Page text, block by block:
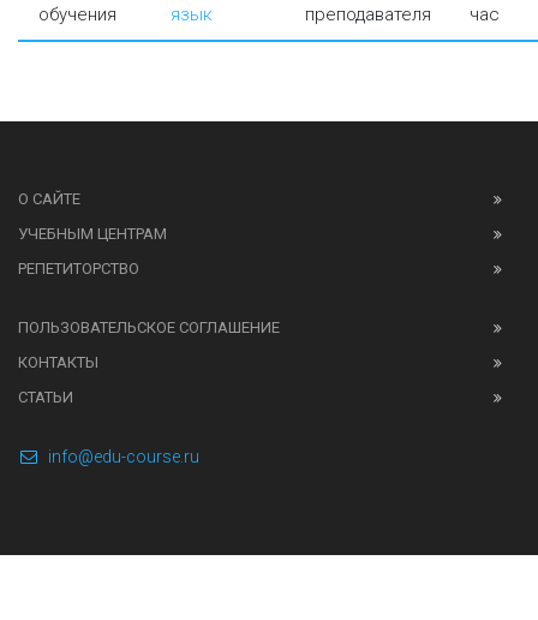
обучения
язык
преподавателя
час
О САЙТЕ
УЧЕБНЫМ ЦЕНТРАМ
РЕПЕТИТОРСТВО
ПОЛЬЗОВАТЕЛЬСКОЕ СОГЛАШЕНИЕ
КОНТАКТЫ
СТАТЬИ
info@edu-course.ru